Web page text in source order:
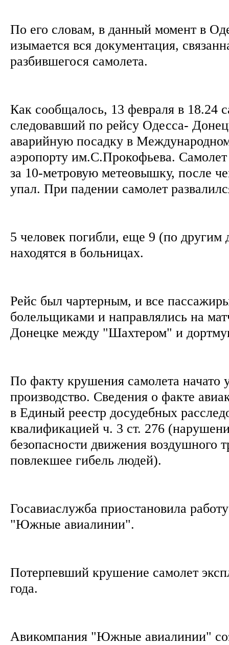
По его словам, в данный момент в
изымается вся документация,
разбившегося самолета.
Как сообщалось, 13 февраля в 18.24
следовавший по рейсу Одесса-
аварийную посадку в
аэропорту им.С.Прокофьева.
за 10-метровую метеовышку, после
упал. При падении самолет
5 человек погибли, еще 9 (по
находятся в больницах.
Рейс был чартерным, и все
болельщиками и направлялись на
Донецке между "Шахтером" и
По факту крушения самолета начато
производство. Сведения о факте
в Единый реестр досудебных
квалификацией ч. 3 ст. 276
безопасности движения воздушного
повлекшее гибель людей).
Госавиаслужба приостановила
"Южные авиалинии".
Потерпевший крушение самолет
года.
Авикомпания "Южные авиалинии"